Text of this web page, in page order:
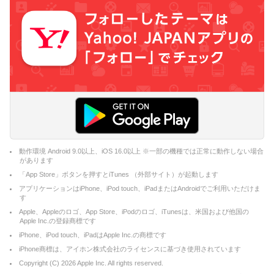
動作環境 Android 9.0以上、iOS 16.0以上 ※一部の機種では正常に動作しない場合
があります
「App Store」ボタンを押すとiTunes （外部サイト）が起動します
アプリケーションはiPhone、iPod touch、iPadまたはAndroidでご利用いただけま
す
Apple、Appleのロゴ、App Store、iPodのロゴ、iTunesは、米国および他国の
Apple Inc.の登録商標です
iPhone、iPod touch、iPadはApple Inc.の商標です
iPhone商標は、アイホン株式会社のライセンスに基づき使用されています
Copyright (C) 2026Apple Inc. All rights reserved.